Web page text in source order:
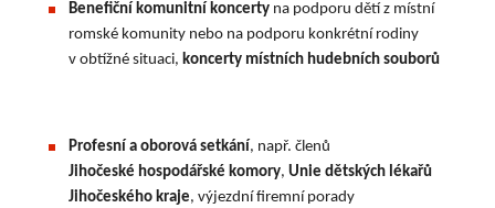
Benefiční komunitní koncerty na podporu dětí z místní
romské komunity nebo na podporu konkrétní rodiny
v obtížné situaci, koncerty místních hudebních souborů
Profesní a oborová setkání, např. členů
Jihočeské hospodářské komory, Unie dětských lékařů
Jihočeského kraje, výjezdní firemní porady